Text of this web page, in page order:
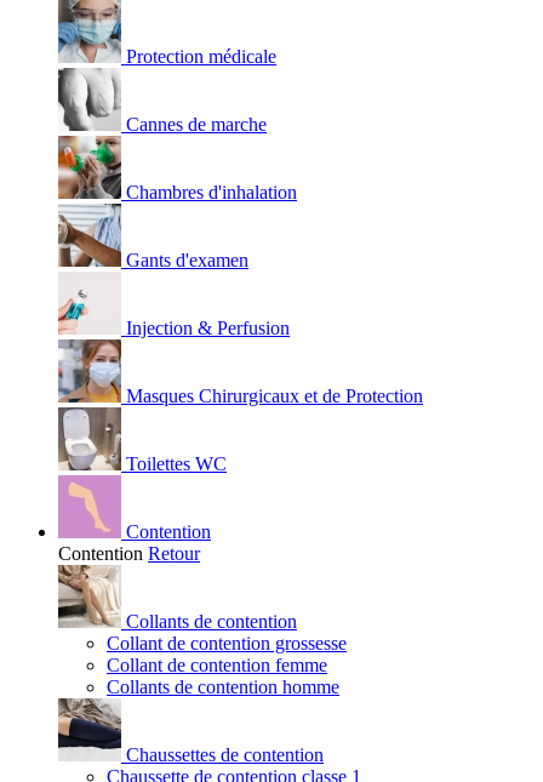
Protection médicale
Cannes de marche
Chambres d'inhalation
Gants d'examen
Injection & Perfusion
Masques Chirurgicaux et de Protection
Toilettes WC
Contention
Contention Retour
Collants de contention
Collant de contention grossesse
Collant de contention femme
Collants de contention homme
Chaussettes de contention
Chaussette de contention classe 1